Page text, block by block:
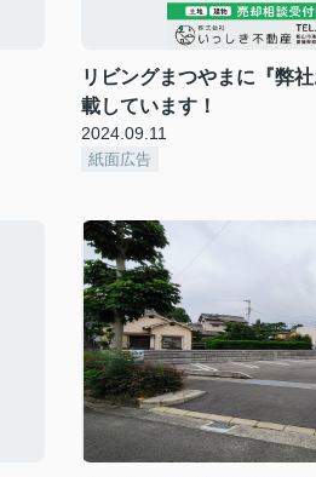
リビングまつやまに『弊
載しています！
2024.09.11
紙面広告